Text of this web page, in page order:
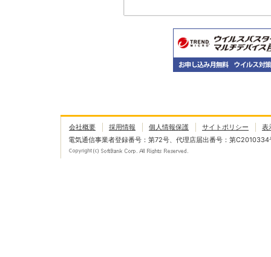
会社概要 採用情報 個人情報保護 サイトポリシー
表
電気通信事業者登録番号：第72号、代理店届出番号：第C2010334